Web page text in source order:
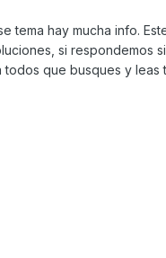
tema hay mucha info.
si respondemos
todos que busques y